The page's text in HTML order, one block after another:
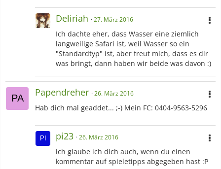
Deliriah 27. März 2016
Ich dachte eher, dass Wasser eine ziemlich
langweilige Safari ist, weil Wasser so ein
"Standardtyp" ist, aber freut mich, dass es dir
was bringt, dann haben wir beide was davon :)
Papendreher 26. März 2016
Hab dich mal geaddet... ;-) Mein FC: 0404-9563-5296
pi23 26. März 2016
ich glaube ich dich auch, wenn du einen
kommentar auf spieletipps abgegeben hast :P